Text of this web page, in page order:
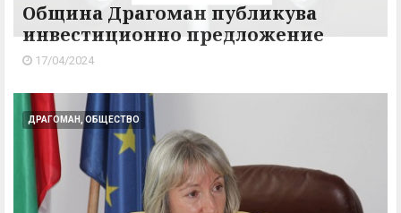
Община Драгоман публикува
инвестиционно предложение
17/04/2024
ДРАГОМАН, ОБЩЕСТВО